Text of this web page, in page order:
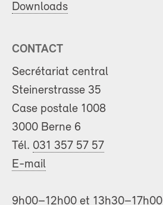
Downloads
CONTACT
Secrétariat central
Steinerstrasse 35
Case postale 1008
3000 Berne 6
Tél. 031 357 57 57
E-mail
9h00–12h00 et 13h30–17h00